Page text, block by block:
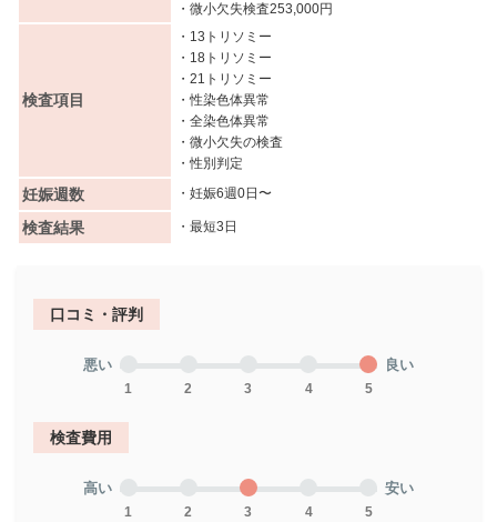
・微小欠失検査253,000円
検査項目
・13トリソミー
・18トリソミー
・21トリソミー
・性染色体異常
・全染色体異常
・微小欠失の検査
・性別判定
妊娠週数 ・妊娠6週0日〜
検査結果 ・最短3日
口コミ・評判
悪い
1 2 3 4 5
良い
検査費用
高い
1 2 3 4 5
安い